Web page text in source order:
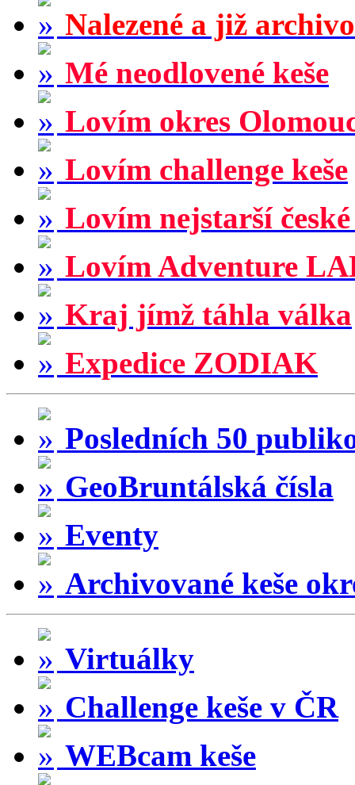
Nalezené a již
Mé neodlovené keše
Lovím okres
Lovím challenge keše
Lovím nejstarší české
Lovím Adventure
Kraj jímž táhla válka
Expedice ZODIAK
Posledních 50
GeoBruntálská čísla
Eventy
Archivované keše
Virtuálky
Challenge keše v ČR
WEBcam keše